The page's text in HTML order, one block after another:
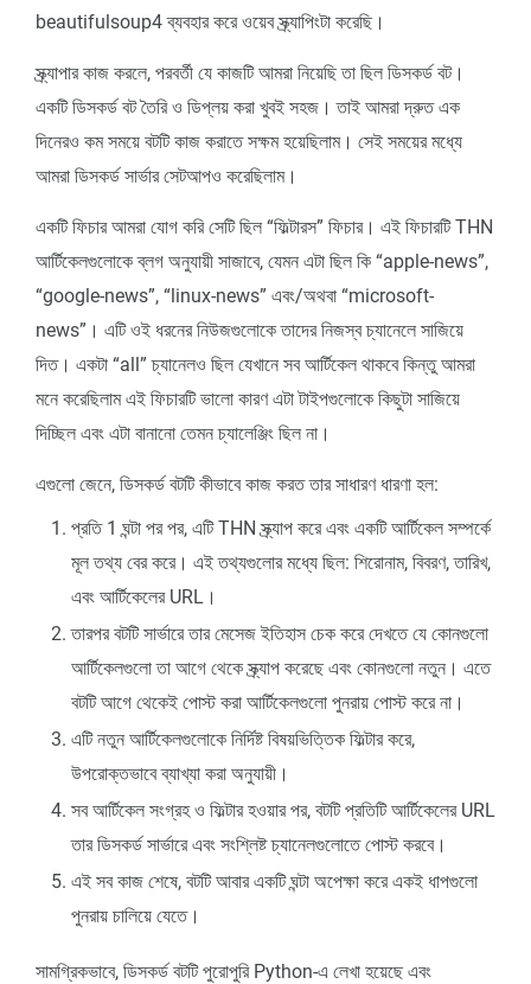
beautifulsoup4 ব্যবহার করে ওয়েব স্ক্র্যাপিংটা করেছি।
স্ক্র্যাপার কাজ করলে, পরবর্তী যে কাজটি আমরা নিয়েছি তা ছিল ডিসকর্ড বট।
একটি ডিসকর্ড বট তৈরি ও ডিপ্লয় করা খুবই সহজ। তাই আমরা দ্রুত এক
দিনেরও কম সময়ে বটটি কাজ করাতে সক্ষম হয়েছিলাম। সেই সময়ের মধ্যে
আমরা ডিসকর্ড সার্ভার সেটআপও করেছিলাম।
একটি ফিচার আমরা যোগ করি সেটি ছিল “ফিল্টারস” ফিচার। এই ফিচারটি THN
আর্টিকেলগুলোকে ব্লগ অনুযায়ী সাজাবে, যেমন এটা ছিল কি “apple-news”,
“google-news”, “linux-news” এবং/অথবা “microsoft-
news”। এটি ওই ধরনের নিউজগুলোকে তাদের নিজস্ব চ্যানেলে সাজিয়ে
দিত। একটা “all” চ্যানেলও ছিল যেখানে সব আর্টিকেল থাকবে কিন্তু আমরা
মনে করেছিলাম এই ফিচারটি ভালো কারণ এটা টাইপগুলোকে কিছুটা সাজিয়ে
দিচ্ছিল এবং এটা বানানো তেমন চ্যালেঞ্জিং ছিল না।
এগুলো জেনে, ডিসকর্ড বটটি কীভাবে কাজ করত তার সাধারণ ধারণা হল:
প্রতি 1 ঘন্টা পর পর, এটি THN স্ক্র্যাপ করে এবং একটি আর্টিকেল সম্পর্কে
মূল তথ্য বের করে। এই তথ্যগুলোর মধ্যে ছিল: শিরোনাম, বিবরণ, তারিখ,
এবং আর্টিকেলের URL।
তারপর বটটি সার্ভারে তার মেসেজ ইতিহাস চেক করে দেখতে যে কোনগুলো
আর্টিকেলগুলো তা আগে থেকে স্ক্র্যাপ করেছে এবং কোনগুলো নতুন। এতে
বটটি আগে থেকেই পোস্ট করা আর্টিকেলগুলো পুনরায় পোস্ট করে না।
এটি নতুন আর্টিকেলগুলোকে নির্দিষ্ট বিষয়ভিত্তিক ফিল্টার করে,
উপরোক্তভাবে ব্যাখ্যা করা অনুযায়ী।
সব আর্টিকেল সংগ্রহ ও ফিল্টার হওয়ার পর, বটটি প্রতিটি আর্টিকেলের URL
তার ডিসকর্ড সার্ভারে এবং সংশ্লিষ্ট চ্যানেলগুলোতে পোস্ট করবে।
এই সব কাজ শেষে, বটটি আবার একটি ঘন্টা অপেক্ষা করে একই ধাপগুলো
পুনরায় চালিয়ে যেতে।
সামগ্রিকভাবে, ডিসকর্ড বটটি পুরোপুরি Python-এ লেখা হয়েছে এবং